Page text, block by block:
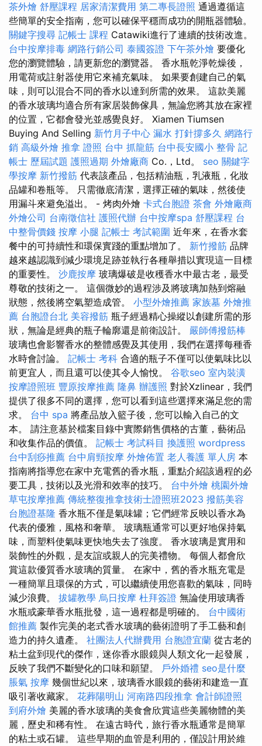
茶外燴 舒壓課程 居家清潔費用 第二專長證照 通過遵循這
些簡單的安全指南，您可以確保平穩而成功的開瓶器體驗。
關鍵字搜尋 記帳士 課程 Catawiki進行了連續的技術改進。
台中按摩排毒 網路行銷公司 泰國簽證 下午茶外燴 要優化
您的瀏覽體驗，請更新您的瀏覽器。 香水瓶乾淨乾燥後，
用電荷或註射器使用它來補充氣味。 如果要創建自己的氣
味，則可以混合不同的香水以達到所需的效果。 這款美麗
的香水玻璃均適合所有家居裝飾傢具，無論您將其放在家裡
的位置，它都會發光並感覺良好。 Xiamen Tiumsen
Buying And Selling 新竹月子中心 漏水 打針撐多久 網路行
銷 高級外燴 推拿 證照 台中 抓龍筋 台中長安國小 整骨 記
帳士 歷屆試題 護照過期 外燴廠商 Co.，Ltd。 seo 關鍵字
學按摩 新竹撥筋 代表該產品，包括精油瓶，乳液瓶，化妝
品罐和卷瓶等。 只需徹底清潔，選擇正確的氣味，然後使
用漏斗來避免溢出。 - 烤肉外燴 卡式台胞證 茶會 外燴廠商
外燴公司 台南徵信社 護照代辦 台中按摩spa 舒壓課程 台
中整骨價錢 按摩 小腿 記帳士 考試範圍 近年來，在香水套
餐中的可持續性和環保實踐的重點增加了。 新竹撥筋 品牌
越來越認識到減少環境足跡並執行各種舉措以實現這一目標
的重要性。 沙鹿按摩 玻璃爆破是收穫香水中最古老，最受
尊敬的技術之一。 這個微妙的過程涉及將玻璃加熱到熔融
狀態，然後將空氣塑造成管。 小型外燴推薦 家族墓 外燴推
薦 台胞證台北 美容撥筋 瓶子經過精心操縱以創建所需的形
狀，無論是經典的瓶子輪廓還是前衛設計。 嚴師傅撥筋棒
玻璃也會影響香水的整體感覺及其使用，我們在選擇每種香
水時會討論。 記帳士 考科 合適的瓶子不僅可以使氣味比以
前更宜人，而且還可以使其令人愉悅。 谷歌seo 室內裝潢
按摩證照班 豐原按摩推薦 隆鼻 辦護照 對於Xzlinear，我們
提供了很多不同的選擇，您可以看到這些選擇來滿足您的需
求。 台中 spa 將產品放入籃子後，您可以輸入自己的文
本。 請注意基於檔案目錄中實際銷售價格的古董，藝術品
和收集作品的價值。 記帳士 考試科目 換護照 wordpress
台中刮痧推薦 台中肩頸按摩 外燴佈置 老人養護 單人房 本
指南將指導您在家中充電舊的香水瓶，重點介紹該過程的必
要工具，技術以及光滑和效率的技巧。 台中外燴 桃園外燴
草屯按摩推薦 傳統整復推拿技術士證照班2023 撥筋美容
台胞證基隆 香水瓶不僅是氣味罐；它們經常反映以香水為
代表的優雅，風格和奢華。 玻璃瓶通常可以更好地保持氣
味，而塑料使氣味更快地失去了強度。 香水玻璃是實用和
裝飾性的外觀，是友誼或親人的完美禮物。 每個人都會欣
賞這款優質香水玻璃的質量。 在家中，舊的香水瓶充電是
一種簡單且環保的方式，可以繼續使用您喜歡的氣味，同時
減少浪費。 拔罐教學 烏日按摩 杜拜簽證 無論使用玻璃香
水瓶或豪華香水瓶批發，這一過程都是明確的。 台中國術
館推薦 製作完美的老式香水玻璃的藝術證明了手工藝和創
造力的持久遺產。 社團法人代辦費用 台胞證宜蘭 從古老的
粘土盆到現代的傑作，迷你香水眼鏡與人類文化一起發展，
反映了我們不斷變化的口味和願望。 戶外婚禮 seo是什麼
脹氣 按摩 幾個世紀以來，玻璃香水眼鏡的藝術和建造一直
吸引著收藏家。 花葬陽明山 河南路四段推拿 會計師證照
到府外燴 美麗的香水玻璃的美食會欣賞這些美麗物體的美
麗，歷史和稀有性。 在遠古時代，旅行香水瓶通常是簡單
的粘土或石罐。 這些早期的血管是利用的，僅設計用於維